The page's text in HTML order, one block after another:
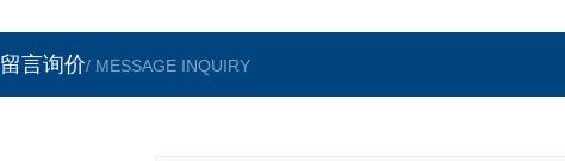
留言询价/ MESSAGE INQUIRY